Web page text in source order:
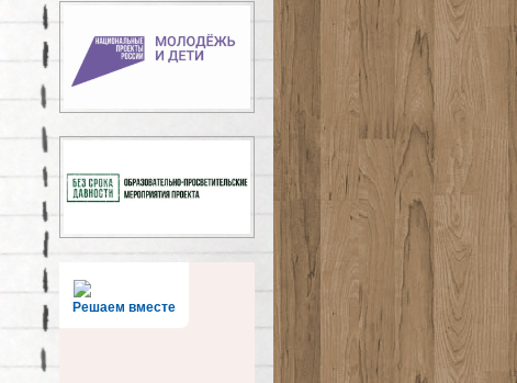
Решаем вместе